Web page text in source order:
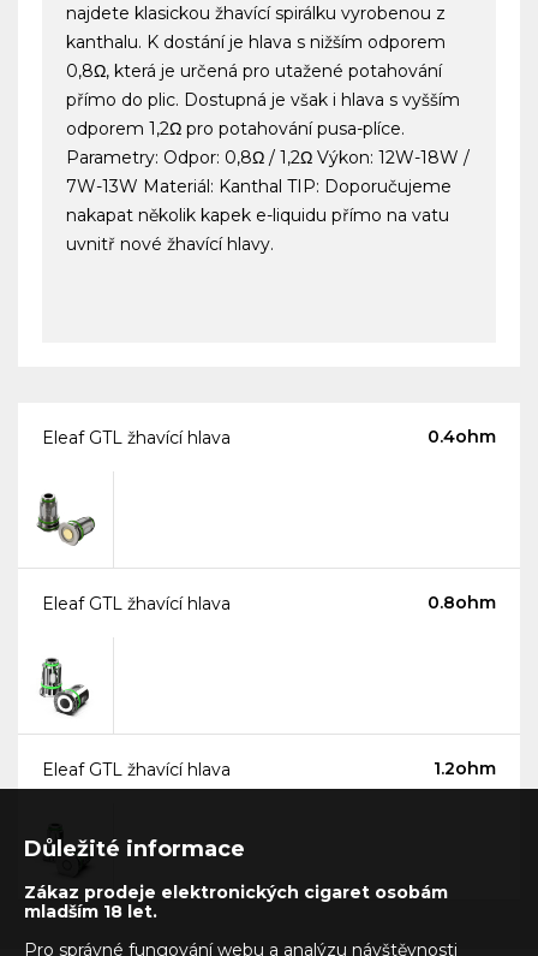
najdete klasickou žhavící spirálku vyrobenou z
kanthalu. K dostání je hlava s nižším odporem
0,8Ω, která je určená pro utažené potahování
přímo do plic. Dostupná je však i hlava s vyšším
odporem 1,2Ω pro potahování pusa-plíce.
Parametry: Odpor: 0,8Ω / 1,2Ω Výkon: 12W-18W /
7W-13W Materiál: Kanthal TIP: Doporučujeme
nakapat několik kapek e-liquidu přímo na vatu
uvnitř nové žhavící hlavy.
Eleaf GTL žhavící hlava 0.4ohm
Eleaf GTL žhavící hlava 0.8ohm
Eleaf GTL žhavící hlava 1.2ohm
Důležité informace
Zákaz prodeje elektronických cigaret osobám
mladším 18 let.
Pro správné fungování webu a analýzu návštěvnosti